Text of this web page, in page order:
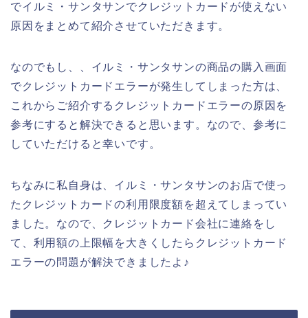
でイルミ・サンタサンでクレジットカードが使えない
原因をまとめて紹介させていただきます。
なのでもし、、イルミ・サンタサンの商品の購入画面
でクレジットカードエラーが発生してしまった方は、
これからご紹介するクレジットカードエラーの原因を
参考にすると解決できると思います。なので、参考に
していただけると幸いです。
ちなみに私自身は、イルミ・サンタサンのお店で使っ
たクレジットカードの利用限度額を超えてしまってい
ました。なので、クレジットカード会社に連絡をし
て、利用額の上限幅を大きくしたらクレジットカード
エラーの問題が解決できましたよ♪